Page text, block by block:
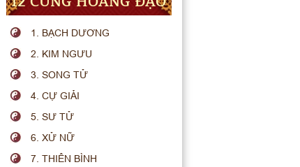
1. BẠCH DƯƠNG
2. KIM NGƯU
3. SONG TỬ
4. CỰ GIẢI
5. SƯ TỬ
6. XỬ NỮ
7. THIÊN BÌNH